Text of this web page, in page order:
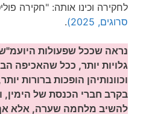
לחקירה וכינו אותה: "חקירה
סרוגים, 2025)
.
נראה שככל שפעולות
גלויות יותר, ככל שהאכיפה
וכוונותיהן הופכות ברורות
בקרב חברי הכנסת של הימין,
להשיב מלחמה שערה, אלא אף